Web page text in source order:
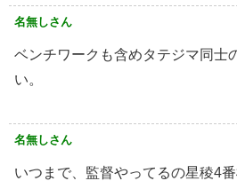
名無しさん
ベンチワークも含めタテジマ同士
い。
名無しさん
いつまで、監督やってるの星稜4